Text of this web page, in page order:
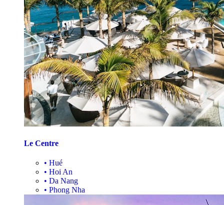
Le Centre
• Hué
• Hoi An
• Da Nang
• Phong Nha